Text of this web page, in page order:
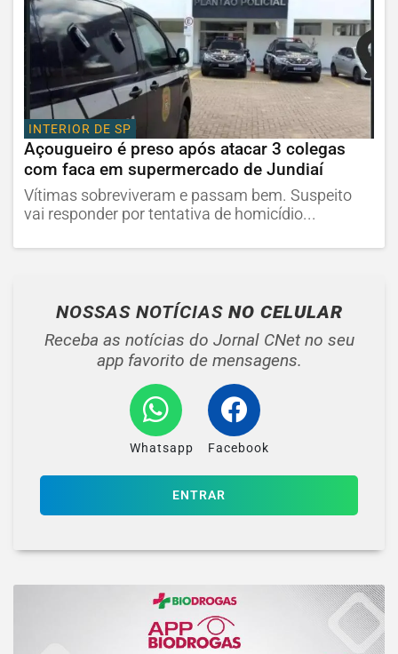
INTERIOR DE SP
Açougueiro é preso após atacar 3 colegas
com faca em supermercado de Jundiaí
Vítimas sobreviveram e passam bem. Suspeito
vai responder por tentativa de homicídio...
NOSSAS NOTÍCIAS NO CELULAR
Receba as notícias do Jornal CNet no seu
app favorito de mensagens.
Whatsapp Facebook
ENTRAR